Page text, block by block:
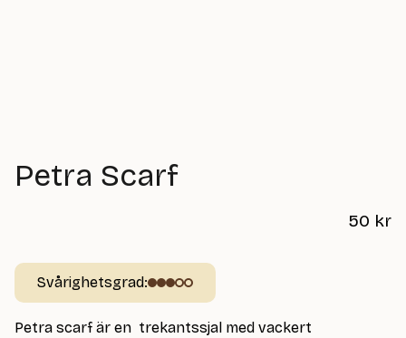
Petra Scarf
50 kr
Svårighetsgrad:
Petra scarf är en trekantssjal med vackert